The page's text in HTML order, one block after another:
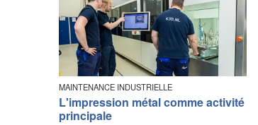
MAINTENANCE INDUSTRIELLE
L'impression métal comme activité
principale